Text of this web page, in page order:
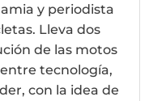
y periodista
Lleva dos
de las motos
tecnología,
con la idea de